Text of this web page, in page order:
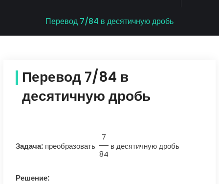
Перевод 7/84 в десятичную дробь
Перевод 7/84 в
десятичную дробь
Задача:преобразовать
7
84
в десятичную дробь
Решение: